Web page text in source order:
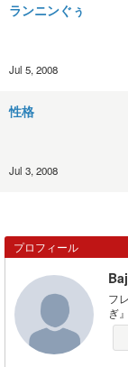
ランニンぐぅ
Jul 5, 2008
性格
Jul 3, 2008
プロフィール
フ
ぎ